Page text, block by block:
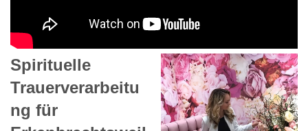
Spirituelle
Trauerverarbeitu
ng für